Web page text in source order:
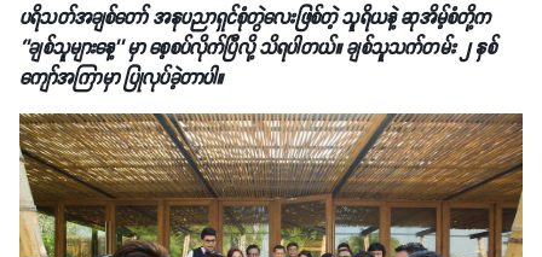
ပရိသတ်အချစ်တော် အနုပညာရှင်စုံတွဲလေးဖြစ်တဲ့ သူရိယနဲ့ ဆုအိမ့်စံတို့က
‘’ချစ်သူများနေ့’’ မှာ စေ့စပ်လိုက်ပြီလို့ သိရပါတယ်။ ချစ်သူသက်တမ်း ၂ နှစ်
ကျော်အကြာမှာ ပြုလုပ်ခဲ့တာပါ။